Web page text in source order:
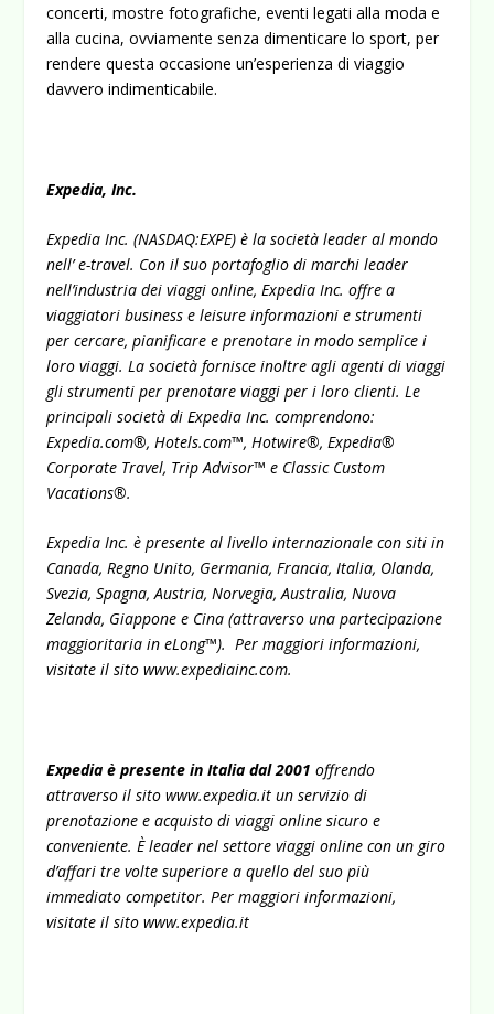
concerti, mostre fotografiche, eventi legati alla moda e
alla cucina, ovviamente senza dimenticare lo sport, per
rendere questa occasione un’esperienza di viaggio
davvero indimenticabile.
Expedia, Inc.
Expedia Inc. (NASDAQ:EXPE) è la società leader al mondo
nell’ e-travel. Con il suo portafoglio di marchi leader
nell’industria dei viaggi online, Expedia Inc. offre a
viaggiatori business e leisure informazioni e strumenti
per cercare, pianificare e prenotare in modo semplice i
loro viaggi. La società fornisce inoltre agli agenti di viaggi
gli strumenti per prenotare viaggi per i loro clienti. Le
principali società di Expedia Inc. comprendono:
Expedia.com®, Hotels.com™, Hotwire®, Expedia®
Corporate Travel, Trip Advisor™ e Classic Custom
Vacations®.
Expedia Inc. è presente al livello internazionale con siti in
Canada, Regno Unito, Germania, Francia, Italia, Olanda,
Svezia, Spagna, Austria, Norvegia, Australia, Nuova
Zelanda, Giappone e Cina (attraverso una partecipazione
maggioritaria in eLong™). Per maggiori informazioni,
visitate il sitowww.expediainc.com.
Expedia è presente in Italia dal 2001 offrendo
attraverso il sitowww.expedia.it un servizio di
prenotazione e acquisto di viaggi online sicuro e
conveniente. È leader nel settore viaggi online con un giro
d’affari tre volte superiore a quello del suo più
immediato competitor. Per maggiori informazioni,
visitate il sitowww.expedia.it